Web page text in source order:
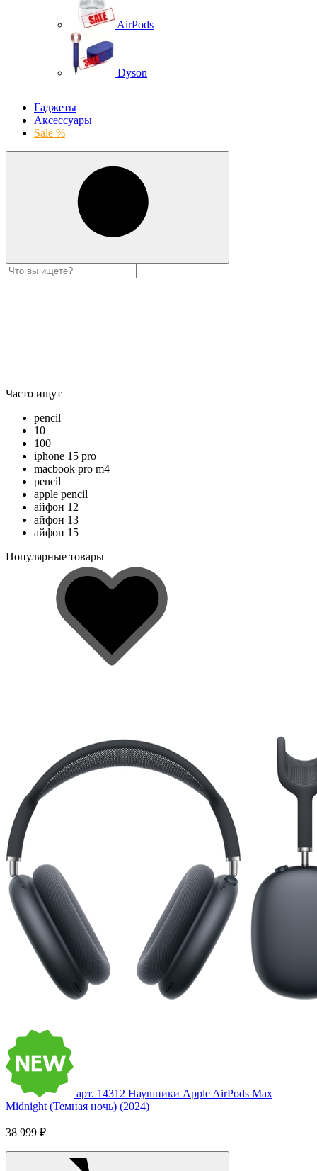
AirPods
Dyson
Гаджеты
Аксессуары
Sale %
Часто ищут
pencil
10
100
iphone 15 pro
macbook pro m4
pencil
apple pencil
айфон 12
айфон 13
айфон 15
Популярные товары
арт. 14312 Наушники Apple AirPods Max
Midnight (Темная ночь) (2024)
38 999 ₽